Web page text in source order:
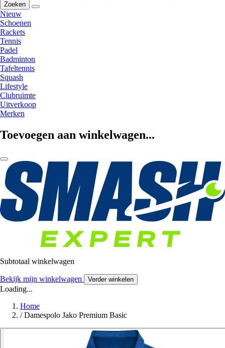
Zoeken
Nieuw
Schoenen
Rackets
Tennis
Padel
Badminton
Tafeltennis
Squash
Lifestyle
Clubruimte
Uitverkoop
Merken
Toevoegen aan winkelwagen...
Subtotaal winkelwagen
Bekijk mijn winkelwagen Verder winkelen
Loading...
Home
/ Damespolo Jako Premium Basic